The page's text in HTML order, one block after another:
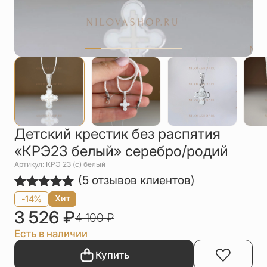
Цепи
Шнурки на
шею
Другое
Детский крестик без распятия
«КРЭ23 белый» серебро/родий
Артикул: КРЭ 23 (с) белый
Рейтинг
5.00из 5
на основе
опроса
5
пользователей
(5 отзывов клиентов)
-14% Хит
3 526 ₽4 100₽
Есть в наличии
Купить